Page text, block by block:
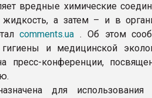
вредные химические
а затем – и в
comments.ua . Об этом
гигиены и медицинской
пресс-конференции,
для